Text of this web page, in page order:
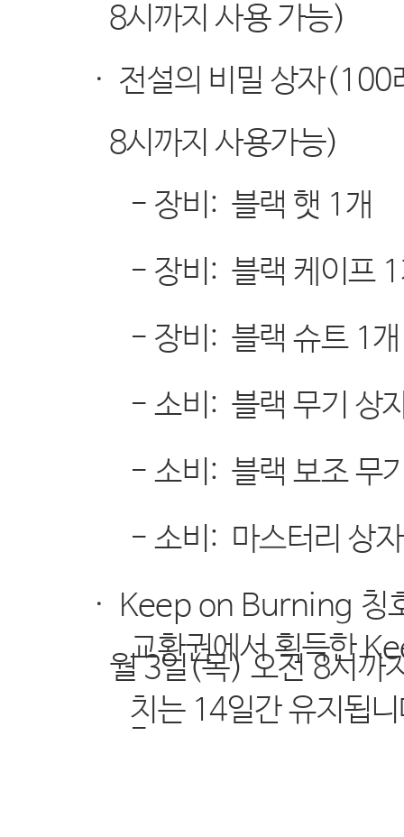
8시까지 사용 가능)
· 전설의 비밀 상자(100
8시까지 사용가능)
- 장비 : 블랙 햇 1 개
- 장비 : 블랙 케이프1
- 장비 : 블랙 슈트1 개
-소비 : 블랙 무기 상
-소비 : 블랙 보조 무
-소비 : 마스터리 상자
· Keep on Burning 칭
월3일(목) 오전 8시까
-
교환권에서 획득한
치는 14일간 유지됩